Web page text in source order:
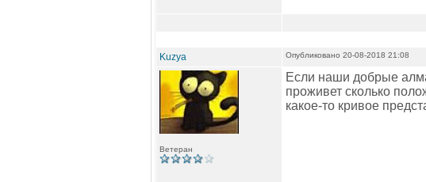
Kuzya Опубликовано 20-08-2018 21:08
Ветеран
Если наши добрые
проживет сколько
какое-то кривое